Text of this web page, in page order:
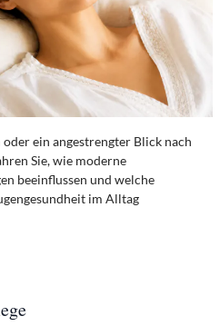
ein angestrengter Blick nach
Sie, wie moderne
beeinflussen und welche
im Alltag